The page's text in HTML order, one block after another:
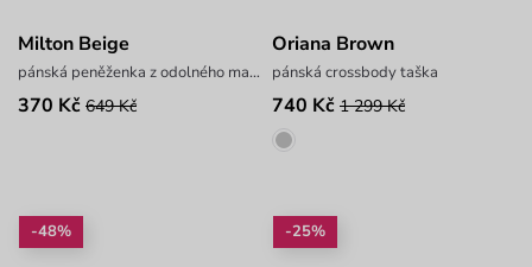
Milton Beige
pánská peněženka z odolného materiálu
370 Kč 649 Kč
Oriana Brown
pánská crossbody taška
740 Kč 1 299 Kč
-48% -25%